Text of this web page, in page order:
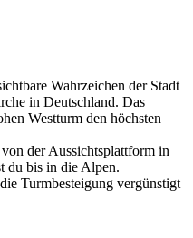
Wahrzeichen der Stadt
in Deutschland. Das
Westturm den höchsten
der Aussichtsplattform in
du bis in die Alpen.
Turmbesteigung vergünstigt